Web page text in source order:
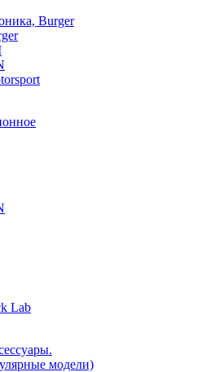
Burger
Lab
модели)